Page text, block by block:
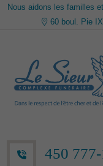
Nous aidons les familles
60 boul. Pie
450